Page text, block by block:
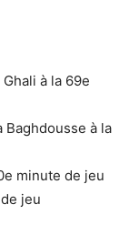
à la 69e
Baghdousse à la
minute de jeu
jeu